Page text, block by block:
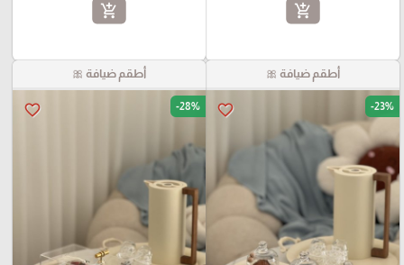
add_shopping_cart
add_shopping_cart
أطقم ضيافة 🎀
favorite_border -23%
أطقم ضيافة 🎀
favorite_border -28%